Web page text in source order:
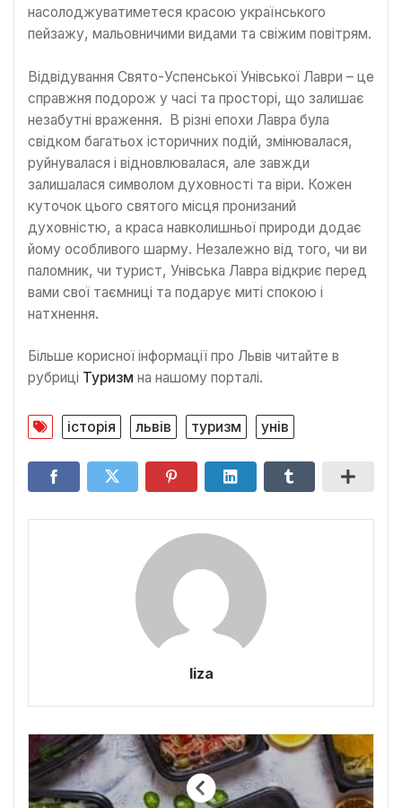
насолоджуватиметеся красою українського
пейзажу, мальовничими видами та свіжим повітрям.
Відвідування Свято-Успенської Унівської Лаври – це
справжня подорож у часі та просторі, що залишає
незабутні враження. В різні епохи Лавра була
свідком багатьох історичних подій, змінювалася,
руйнувалася і відновлювалася, але завжди
залишалася символом духовності та віри. Кожен
куточок цього святого місця пронизаний
духовністю, а краса навколишньої природи додає
йому особливого шарму. Незалежно від того, чи ви
паломник, чи турист, Унівська Лавра відкриє перед
вами свої таємниці та подарує миті спокою і
натхнення.
Більше корисної інформації про Львів читайте в
рубриці Туризм на нашому порталі.
історія львів туризм унів
liza